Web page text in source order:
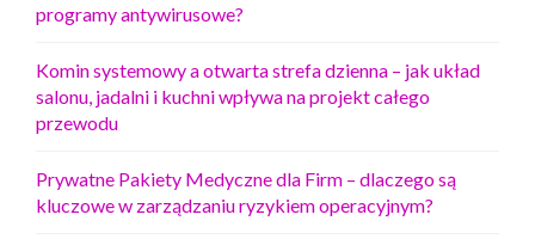
programy antywirusowe?
Komin systemowy a otwarta strefa dzienna – jak układ
salonu, jadalni i kuchni wpływa na projekt całego
przewodu
Prywatne Pakiety Medyczne dla Firm – dlaczego są
kluczowe w zarządzaniu ryzykiem operacyjnym?